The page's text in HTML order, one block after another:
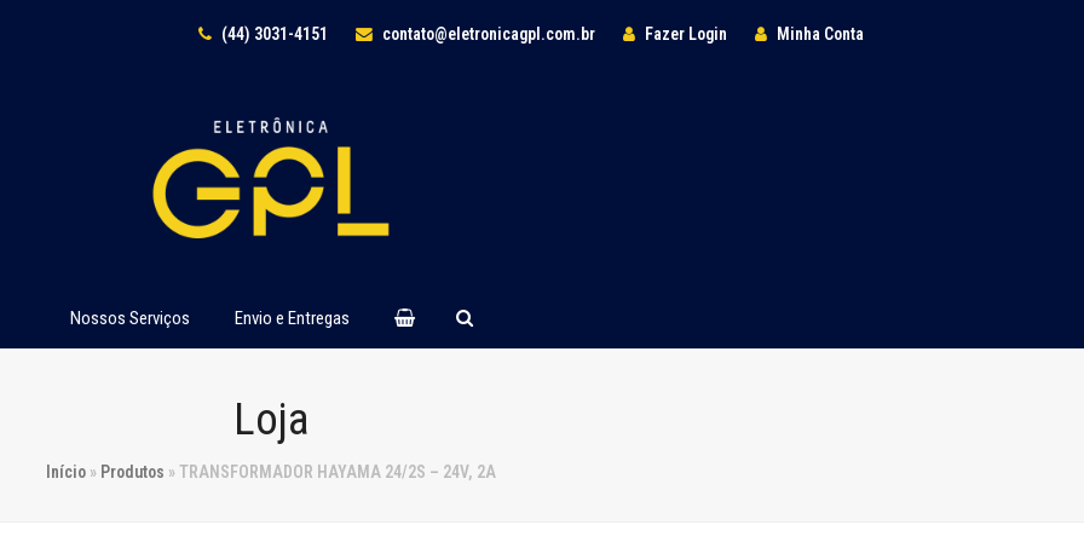
(44) 3031-4151 contato@eletronicagpl.com.br Fazer Login Minha Conta
Nossos Serviços Envio e Entregas
Loja
Início » Produtos »TRANSFORMADOR HAYAMA 24/2S – 24V, 2A